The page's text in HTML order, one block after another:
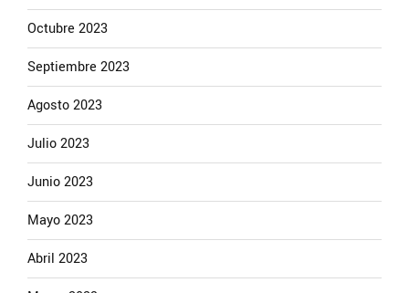
Octubre 2023
Septiembre 2023
Agosto 2023
Julio 2023
Junio 2023
Mayo 2023
Abril 2023